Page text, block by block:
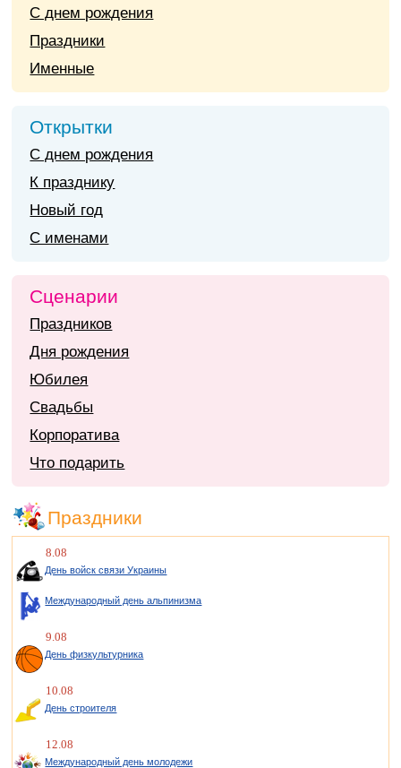
С днем рождения
Праздники
Именные
Открытки
С днем рождения
К празднику
Новый год
С именами
Сценарии
Праздников
Дня рождения
Юбилея
Свадьбы
Корпоратива
Что подарить
Праздники
8.08
День войск связи Украины
Международный день альпинизма
9.08
День физкультурника
10.08
День строителя
12.08
Международный день молодежи